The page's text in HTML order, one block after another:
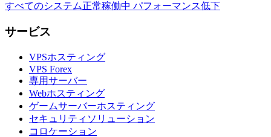
すべてのシステム正常稼働中 パフォーマンス低下
サービス
VPSホスティング
VPS Forex
専用サーバー
Webホスティング
ゲームサーバーホスティング
セキュリティソリューション
コロケーション